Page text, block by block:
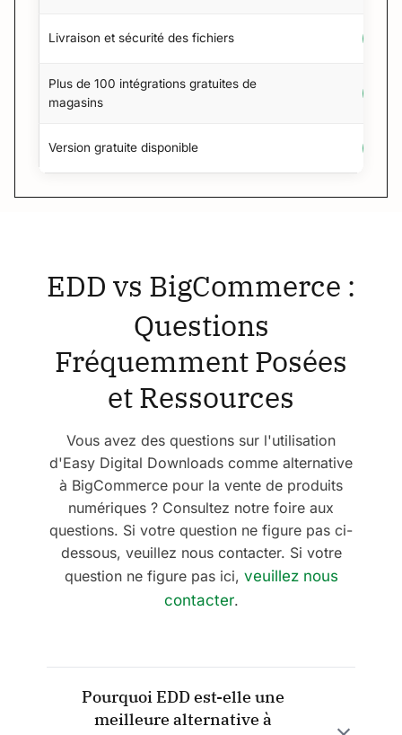
Livraison et sécurité des fichiers
Plus de 100 intégrations gratuites de
magasins
Version gratuite disponible
EDD vs BigCommerce :
Questions
Fréquemment Posées
etRessources
Vous avez des questions sur l'utilisation
d'Easy Digital Downloads comme alternative
à BigCommerce pour la vente de produits
numériques ? Consultez notre foire aux
questions. Si votre question ne figure pas ci-
dessous, veuillez nous contacter. Si votre
question ne figure pas ici, veuillez nous
contacter.
Pourquoi EDD est-elle une
meilleure alternative à